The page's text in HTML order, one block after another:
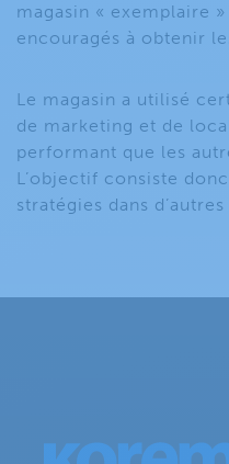
magasin « exemplaire
encouragés à obtenir
Le magasin a utilisé
de marketing et de
performant que les
L’objectif consiste
stratégies dans